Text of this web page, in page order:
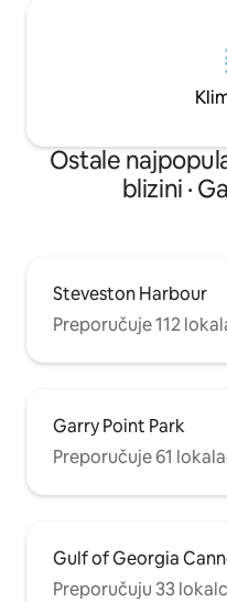
Ostale
blizini ·
Steveston Harbour
Preporučuje 112
Garry Point Park
Preporučuje 61
Gulf of Georgia
Preporučuju 33